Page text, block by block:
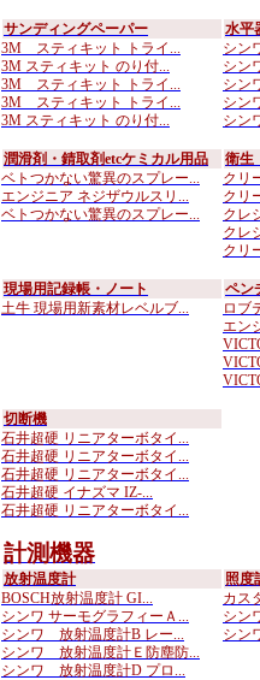
サンディングペーパー
3M スティキット トライ...
3M スティキット のり付...
3M スティキット トライ...
3M スティキット トライ...
3M スティキット のり付...
水平
シン
シン
シン
シン
シン
潤滑剤・錆取剤etcケミカル用品
ベトつかない驚異のスプレー...
エンジニア ネジザウルスリ...
ベトつかない驚異のスプレー...
衛生
クリ
クリ
クレ
クレ
クリ
現場用記録帳・ノート
土牛 現場用新素材レベルブ...
ペン
ロブ
エン
切断機
石井超硬 リニアターボタイ...
石井超硬 リニアターボタイ...
石井超硬 リニアターボタイ...
石井超硬 イナズマ IZ-...
石井超硬 リニアターボタイ...
計測機器
放射温度計
BOSCH放射温度計 GI...
シンワ サーモグラフィーＡ...
シンワ 放射温度計B レー...
シンワ 放射温度計Ｅ防塵防...
シンワ 放射温度計D プロ...
照度
カス
シン
シン